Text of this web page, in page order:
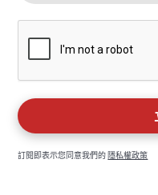
訂閱即表示您同意我們的 隱私權政策